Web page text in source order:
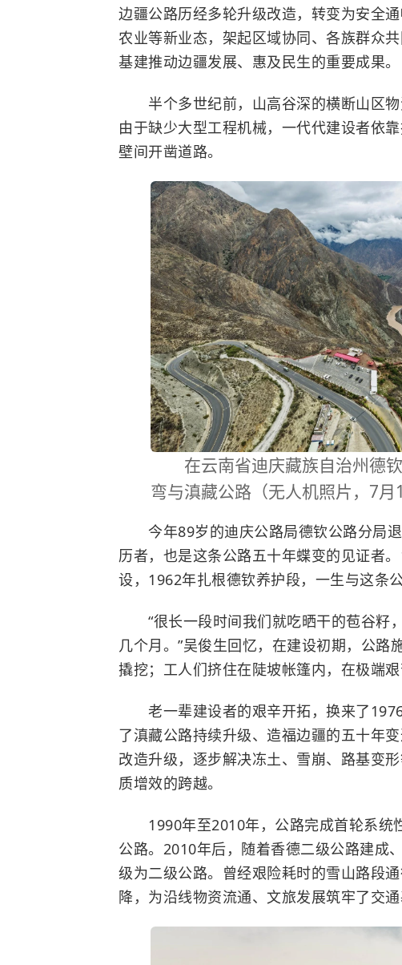
边疆公路历经多轮升级改造，转变为安全
农业等新业态，架起区域协同、各族群众
基建推动边疆发展、惠及民生的重要成果。
半个多世纪前，山高谷深的横断山区物
由于缺少大型工程机械，一代代建设者依
壁间开凿道路。
在云南省迪庆藏族自治州德钦
弯与滇藏公路（无人机照片，7
今年89岁的迪庆公路局德钦公路分局退
历者，也是这条公路五十年蝶变的见证者
设，1962年扎根德钦养护段，一生与这条公
“很长一段时间我们就吃晒干的苞谷籽
几个月。”吴俊生回忆，在建设初期，公路
撬挖；工人们挤住在陡坡帐篷内，在极端艰
老一辈建设者的艰辛开拓，换来了
了滇藏公路持续升级、造福边疆的五十年
改造升级，逐步解决冻土、雪崩、路基变
质增效的跨越。
1990年至2010年，公路完成首轮系统
公路。2010年后，随着香德二级公路建成
级为二级公路。曾经艰险耗时的雪山路段
降，为沿线物资流通、文旅发展筑牢了交通